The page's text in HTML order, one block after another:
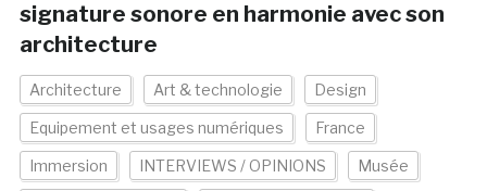
signature sonore en harmonie avec son
architecture
Architecture Art & technologie Design
Equipement et usages numériques France
Immersion INTERVIEWS / OPINIONS Musée